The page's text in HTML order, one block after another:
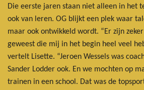
Die eerste jaren staan niet alleen in het
ook van leren. OG blijkt een plek waar
maar ook ontwikkeld wordt. “Er zijn
geweest die mij in het begin heel veel
vertelt Lisette. “Jeroen Wessels was
Sander Lodder ook. En we mochten op
trainen in een school. Dat was de